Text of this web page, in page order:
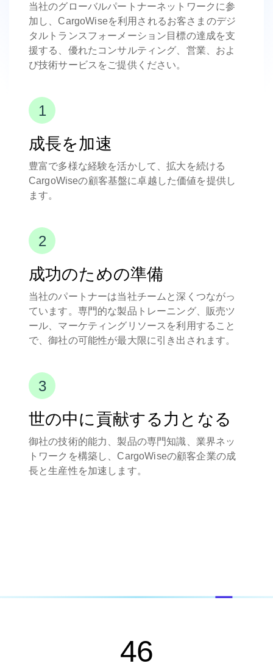
当社のグローバルパートナーネットワークに参
加し、CargoWiseを利用されるお客さまのデジ
タルトランスフォーメーション目標の達成を支
援する、優れたコンサルティング、営業、およ
び技術サービスをご提供ください。
成長を加速
豊富で多様な経験を活かして、拡大を続ける
CargoWiseの顧客基盤に卓越した価値を提供し
ます。
成功のための準備
当社のパートナーは当社チームと深くつながっ
ています。専門的な製品トレーニング、販売ツ
ール、マーケティングリソースを利用すること
で、御社の可能性が最大限に引き出されます。
世の中に貢献する力となる
御社の技術的能力、製品の専門知識、業界ネッ
トワークを構築し、CargoWiseの顧客企業の成
長と生産性を加速します。
46